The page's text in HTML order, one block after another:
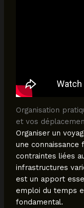
Organisation
et vos
Organiser un
une connaissance
contraintes liées
infrastructures
est un apport
emploi du temps
fondamental.